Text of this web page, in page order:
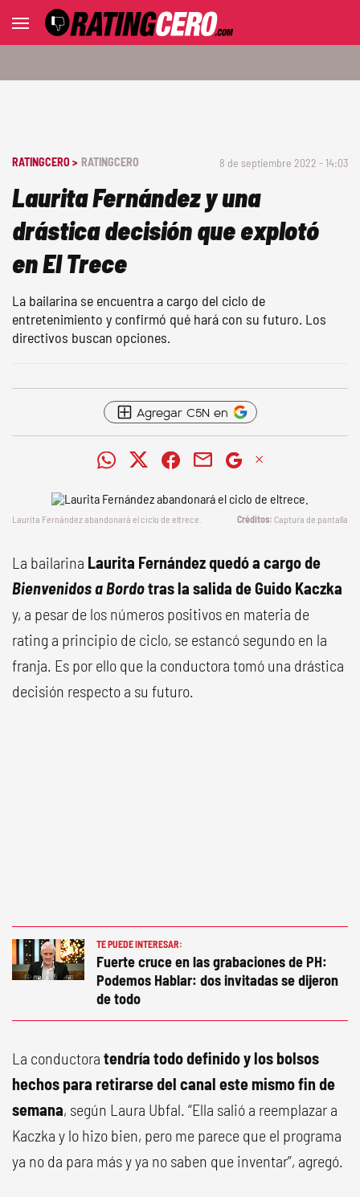
RATINGCERO > RATINGCERO 8 de septiembre 2022 - 14:03
Laurita Fernández y una
drástica decisión que explotó
en El Trece
La bailarina se encuentra a cargo del ciclo de
entretenimiento y confirmó qué hará con su futuro. Los
directivos buscan opciones.
Agregar C5N en
Laurita Fernández abandonará el ciclo de eltrece. Captura de pantalla
La bailarina Laurita Fernández quedó a cargo de
Bienvenidos a Bordotras la salida de Guido Kaczka
y, a pesar de los números positivos en materia de
rating a principio de ciclo, se estancó segundo en la
franja. Es por ello que la conductora tomó una drástica
decisión respecto a su futuro.
TE PUEDE INTERESAR:
Fuerte cruce en las grabaciones de PH:
Podemos Hablar: dos invitadas se dijeron
de todo
La conductora tendría todo definido y los bolsos
hechos para retirarse del canal este mismo fin de
semana, según Laura Ubfal. “Ella salió a reemplazar a
Kaczka y lo hizo bien, pero me parece que el programa
ya no da para más y ya no saben que inventar”, agregó.